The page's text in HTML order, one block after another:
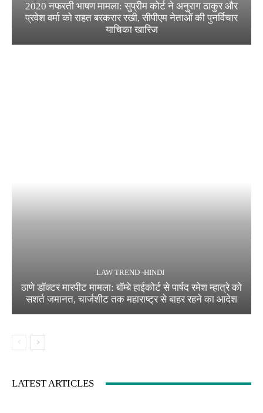
2020 नफरती भाषण मामला: सुप्रीम कोर्ट ने अनुराग ठाकुर और
प्रवेश वर्मा को राहत बरकरार रखी, सीपीएम नेताओं की पुनर्विचार
याचिका खारिज
LAW TREND -HINDI
ठाणे डॉक्टर मारपीट मामला: बॉम्बे हाईकोर्ट से पार्षद रमेश म्हात्रे को
सशर्त जमानत, चार्जशीट तक महाराष्ट्र से बाहर रहने का आदेश
LATEST ARTICLES